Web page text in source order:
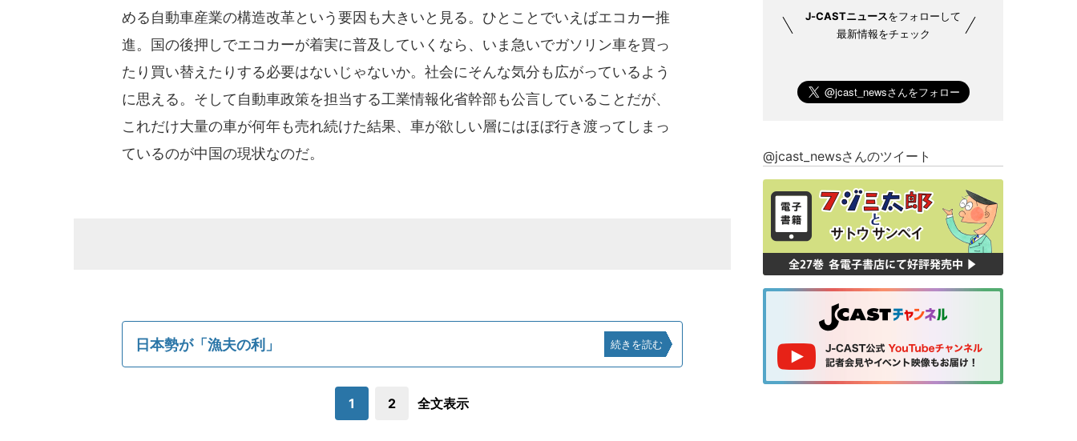
める自動車産業の構造改革という要因も大きいと見る。ひとことでいえばエコカー推
進。国の後押しでエコカーが着実に普及していくなら、いま急いでガソリン車を買っ
たり買い替えたりする必要はないじゃないか。社会にそんな気分も広がっているよう
に思える。そして自動車政策を担当する工業情報化省幹部も公言していることだが、
これだけ大量の車が何年も売れ続けた結果、車が欲しい層にはほぼ行き渡ってしまっ
ているのが中国の現状なのだ。
日本勢が「漁夫の利」 続きを読む
1 2 全文表示
J-CASTニュースをフォローして
最新情報をチェック
@jcast_newsさんのツイート